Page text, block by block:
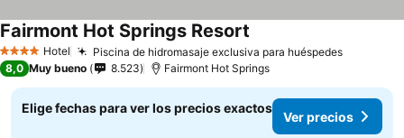
4 EstrellasHotel Piscina de hidromasaje exclusiva para huéspedes
Fairmont Hot Springs Resort
8,0 Muy bueno 8.523 Fairmont Hot Springs
Elige fechas para ver los precios exactos
Ver precios